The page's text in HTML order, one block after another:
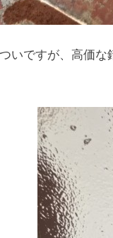
いですが、高価